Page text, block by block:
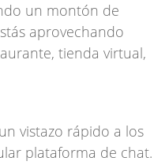
un montón de
aprovechando
tienda virtual,
vistazo rápido a los
plataforma de chat.